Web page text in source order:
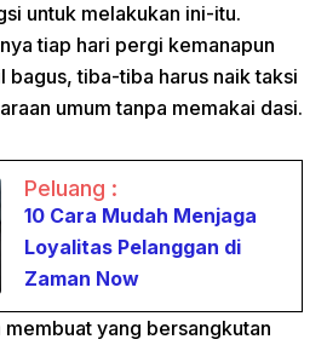
untuk melakukan ini-itu.
tiap hari pergi kemanapun
bagus, tiba-tiba harus naik taksi
umum tanpa memakai dasi.
Peluang :
10 Cara Mudah Menjaga
Loyalitas Pelanggan di
Zaman Now
membuat yang bersangkutan